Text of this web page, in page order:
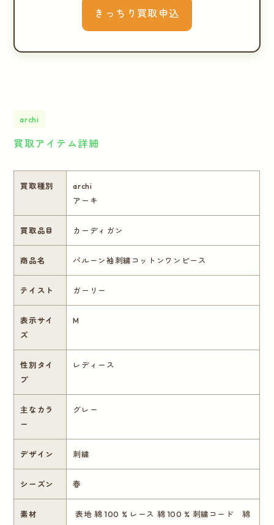
きっちり買取申込
archi
買取アイテム詳細
買取種別
archi
アーキ
買取品目 カーディガン
商品名 バルーン袖刺繍コットンワンピース
テイスト ガーリー
表示サイ
ズ
M
性別タイ
プ
レディース
主なカラ
ー
グレー
デザイン 刺繍
シーズン 春
素材
表地 綿 100 % レース 綿 100 % 刺繍コード 綿